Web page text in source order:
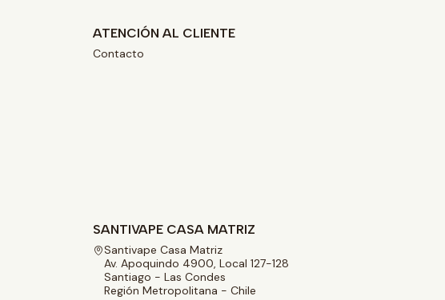
ATENCIÓN AL CLIENTE
Contacto
SANTIVAPE CASA MATRIZ
Santivape Casa Matriz
Av. Apoquindo 4900, Local 127-128
Santiago - Las Condes
Región Metropolitana - Chile